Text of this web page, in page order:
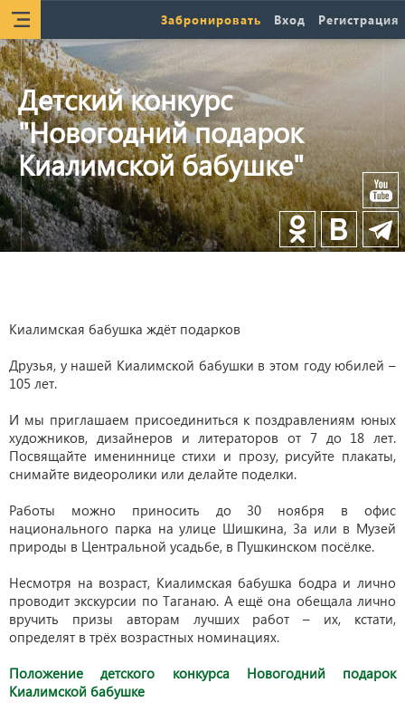
Забронировать Вход Регистрация
Детский конкурс
"Новогодний подарок
Киалимской бабушке"
Киалимская бабушка ждёт подарков
Друзья, у нашей Киалимской бабушки в этом году юбилей –
105 лет.
И мы приглашаем присоединиться к поздравлениям юных
художников, дизайнеров и литераторов от 7 до 18 лет.
Посвящайте имениннице стихи и прозу, рисуйте плакаты,
снимайте видеоролики или делайте поделки.
Работы можно приносить до 30 ноября в офис
национального парка на улице Шишкина, 3а или в Музей
природы в Центральной усадьбе, в Пушкинском посёлке.
Несмотря на возраст, Киалимская бабушка бодра и лично
проводит экскурсии по Таганаю. А ещё она обещала лично
вручить призы авторам лучших работ – их, кстати,
определят в трёх возрастных номинациях.
Положение детского конкурса Новогодний подарок
Киалимской бабушке